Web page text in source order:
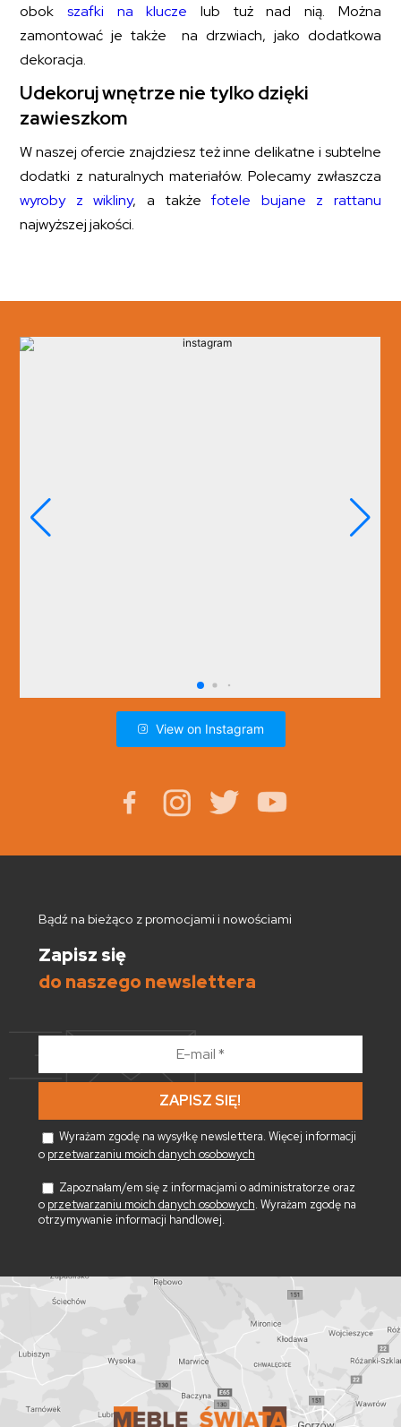
obokszafki na klucze lub tuż nad nią. Można
zamontować je także na drzwiach, jako dodatkowa
dekoracja.
Udekoruj wnętrze nie tylko dzięki
zawieszkom
W naszej ofercie znajdziesz też inne delikatne i subtelne
dodatki z naturalnych materiałów. Polecamy zwłaszcza
wyroby z wikliny, a takżefotele bujane z rattanu
najwyższej jakości.
View on Instagram
Bądź na bieżąco z promocjami i nowościami
Zapisz się
do naszego newslettera
*
Wyrażam zgodę na wysyłkę newslettera. Więcej informacji
o przetwarzaniu moich danych osobowych
Zapoznałam/em się z informacjami o administratorze oraz
o przetwarzaniu moich danych osobowych. Wyrażam zgodę na
otrzymywanie informacji handlowej.